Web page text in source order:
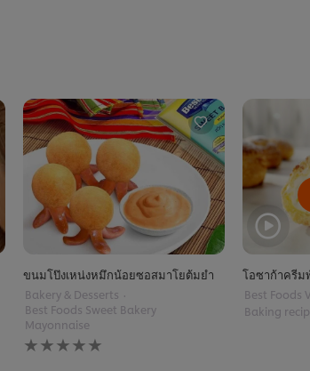
ขนมโป๊งเหน่งหมึกน้อยซอสมาโยต้มยำ
Bakery & Desserts
Best Foods Sweet Bakery
Mayonnaise
No
ratings
โอซาก้าครีม
Best Foods
Baking